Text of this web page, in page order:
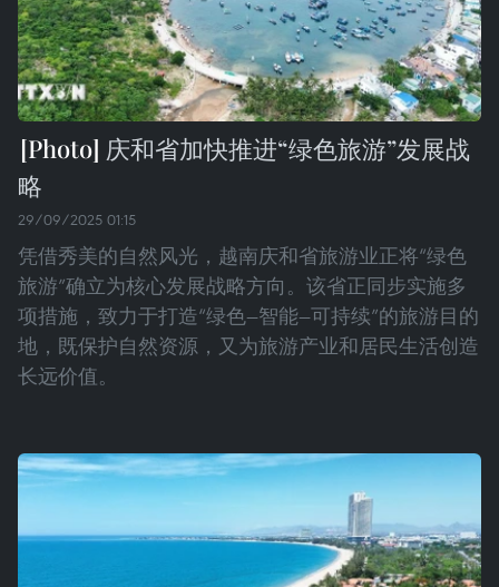
庆和省加快推进“绿色旅游”发展战
略
29/09/2025 01:15
凭借秀美的自然风光，越南庆和省旅游业正将“绿色
旅游”确立为核心发展战略方向。该省正同步实施多
项措施，致力于打造“绿色—智能—可持续”的旅游目的
地，既保护自然资源，又为旅游产业和居民生活创造
长远价值。